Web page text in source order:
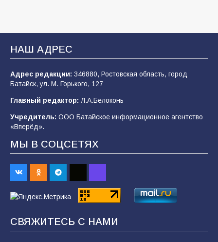
образовательного кластера
106 05.08.2026
«Мобилизация или набор?» Что на самом
деле происходит в армии России в августе
2026 года
101 03.08.2026
В Батайске продолжаются дорожные работы
98 04.08.2026
заявления о мобилизации — это
пропагандистский вброс
НАШ АДРЕС
Адрес редакции: 346880, Ростовская область, город
Батайск, ул. М. Горького, 127
Главный редактор: Л.А.Белоконь
Учредитель: ООО Батайское информационное агентство
«Вперёд».
МЫ В СОЦСЕТЯХ
СВЯЖИТЕСЬ С НАМИ